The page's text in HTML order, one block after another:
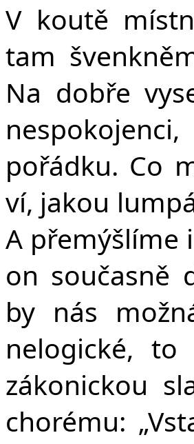
V koutě
tam
Na dobře
pořádku. Co
ví, jakou
A přemýšlíme
on současně
by nás
nelogické,
zákonickou
chorému: